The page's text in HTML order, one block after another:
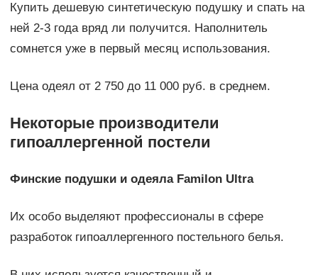
Купить дешевую синтетическую подушку и спать на
ней 2-3 года вряд ли получится. Наполнитель
сомнется уже в первый месяц использования.
Цена одеял от 2 750 до 11 000 руб. в среднем.
Некоторые производители
гипоаллергенной постели
Финские подушки и одеяла Familon Ultra
Их особо выделяют профессионалы в сфере
разработок гипоаллергенного постельного белья.